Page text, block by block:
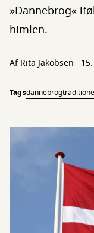
»Dannebrog«
himlen.
AfRita Jakobsen
Tagsdannebrog